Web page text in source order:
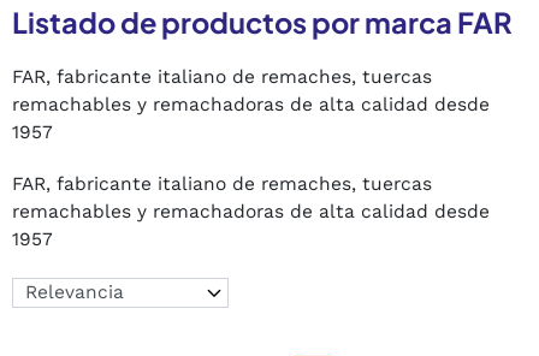
Listado de productos por marca FAR
FAR, fabricante italiano de remaches, tuercas
remachables y remachadoras de alta calidad desde
1957
FAR, fabricante italiano de remaches, tuercas
remachables y remachadoras de alta calidad desde
1957